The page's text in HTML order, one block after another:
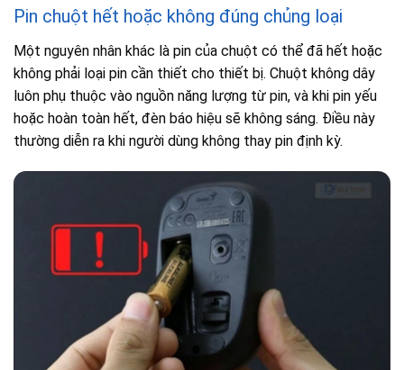
Pin chuột hết hoặc không đúng chủng loại
Một nguyên nhân khác là pin của chuột có thể đã hết hoặc
không phải loại pin cần thiết cho thiết bị. Chuột không dây
luôn phụ thuộc vào nguồn năng lượng từ pin, và khi pin yếu
hoặc hoàn toàn hết, đèn báo hiệu sẽ không sáng. Điều này
thường diễn ra khi người dùng không thay pin định kỳ.